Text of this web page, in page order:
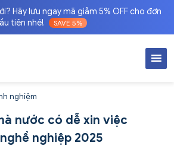
Hãy lưu ngay mã giảm 5% OFF cho đơn
tiên nhé!
SAVE 5%
nghiệm
nước có dễ xin việc
nghiệp 2025